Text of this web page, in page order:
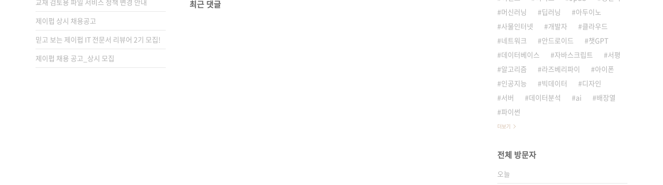
교재 검토용 파일 서비스 정책 변경 안내
제이펍 상시 채용공고
믿고 보는 제이펍 IT 전문서 리뷰어 2기 모집!
제이펍 채용 공고_상시 모집
최근 댓글
머신러닝
딥러닝
아두이노
사물인터넷
개발자
클라우드
네트워크
안드로이드
챗GPT
데이터베이스
자바스크립트
서평
알고리즘
라즈베리파이
아이폰
인공지능
빅데이터
디자인
서버
데이터분석 ai
배장열
파이썬
더보기
전체 방문자
오늘